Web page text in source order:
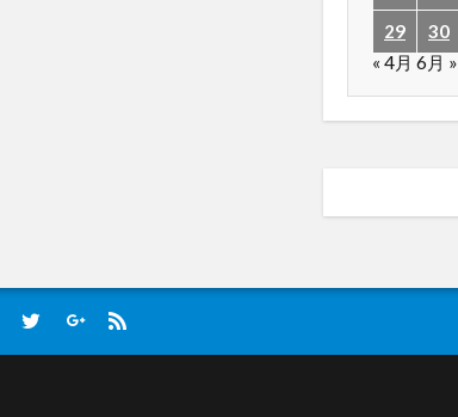
29
30
« 4月 6月 »